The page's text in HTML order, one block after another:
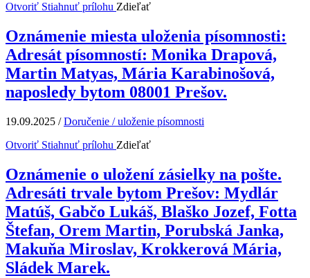
Otvoriť Stiahnuť prílohu Zdieľať
Oznámenie miesta uloženia písomnosti:
Adresát písomností: Monika Drapová,
Martin Matyas, Mária Karabinošová,
naposledy bytom 08001 Prešov.
19.09.2025 /Doručenie / uloženie písomnosti
Otvoriť Stiahnuť prílohu Zdieľať
Oznámenie o uložení zásielky na pošte.
Adresáti trvale bytom Prešov: Mydlár
Matúš, Gabčo Lukáš, Blaško Jozef, Fotta
Štefan, Orem Martin, Porubská Janka,
Makuňa Miroslav, Krokkerová Mária,
Sládek Marek.